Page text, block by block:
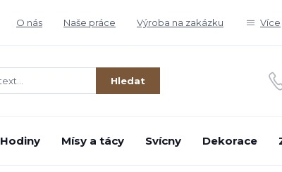
O nás Naše práce Výroba na zakázku Více
Hledat
Hodiny Mísy a tácy Svícny Dekorace